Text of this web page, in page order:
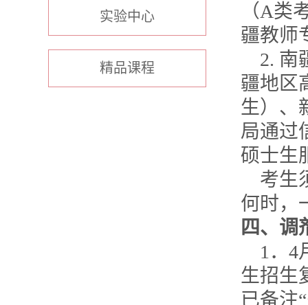
实验中心
精品课程
（A类
疆教师
2. 南
疆地区
生）、
局通过
硕士生
考生
何时，
四、调
1 ． 4
生招生
已备注